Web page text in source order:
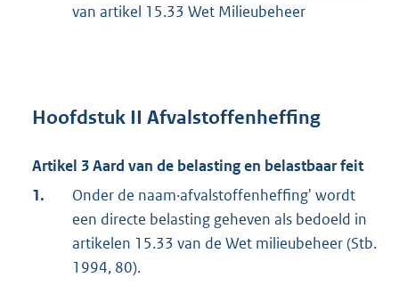
van artikel 15.33 Wet Milieubeheer
Hoofdstuk II Afvalstoffenheffing
Artikel 3 Aard van de belasting en belastbaar feit
1.
Onder de naam·afvalstoffenheffing' wordt
een directe belasting geheven als bedoeld in
artikelen 15.33 van de Wet milieubeheer (Stb.
1994, 80).